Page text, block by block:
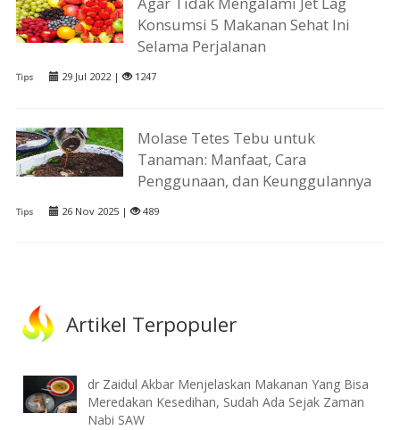
Konsumsi 5 Makanan Sehat Ini
Selama Perjalanan
Tips 29 Jul 2022 | 1247
Molase Tetes Tebu untuk
Tanaman: Manfaat, Cara
Penggunaan, dan Keunggulannya
Tips 26 Nov 2025 | 489
Artikel Terpopuler
dr Zaidul Akbar Menjelaskan Makanan Yang Bisa
Meredakan Kesedihan, Sudah Ada Sejak Zaman
Nabi SAW